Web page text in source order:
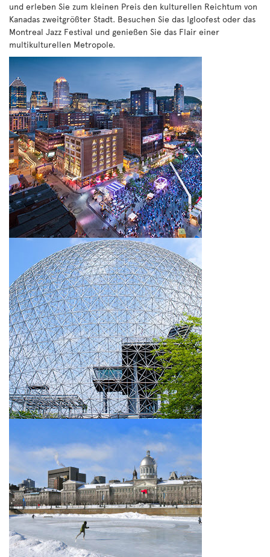
und erleben Sie zum kleinen Preis den kulturellen Reichtum von
Kanadas zweitgrößter Stadt. Besuchen Sie das Igloofest oder das
Montreal Jazz Festival und genießen Sie das Flair einer
multikulturellen Metropole.